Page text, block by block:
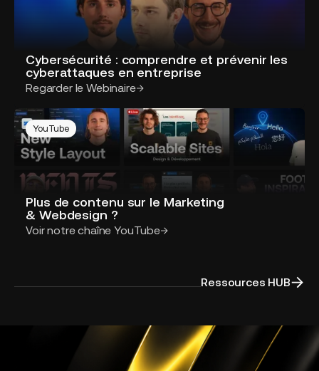
Cybersécurité : comprendre et prévenir les
cyberattaques en entreprise
Regarder le Webinaire
Plus de contenu sur le Marketing
& Webdesign ?
Voir notre chaîne YouTube
YouTube
Ressources HUB